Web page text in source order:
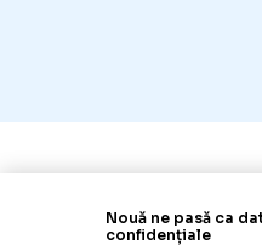
Nouă ne pasă ca
confidențiale